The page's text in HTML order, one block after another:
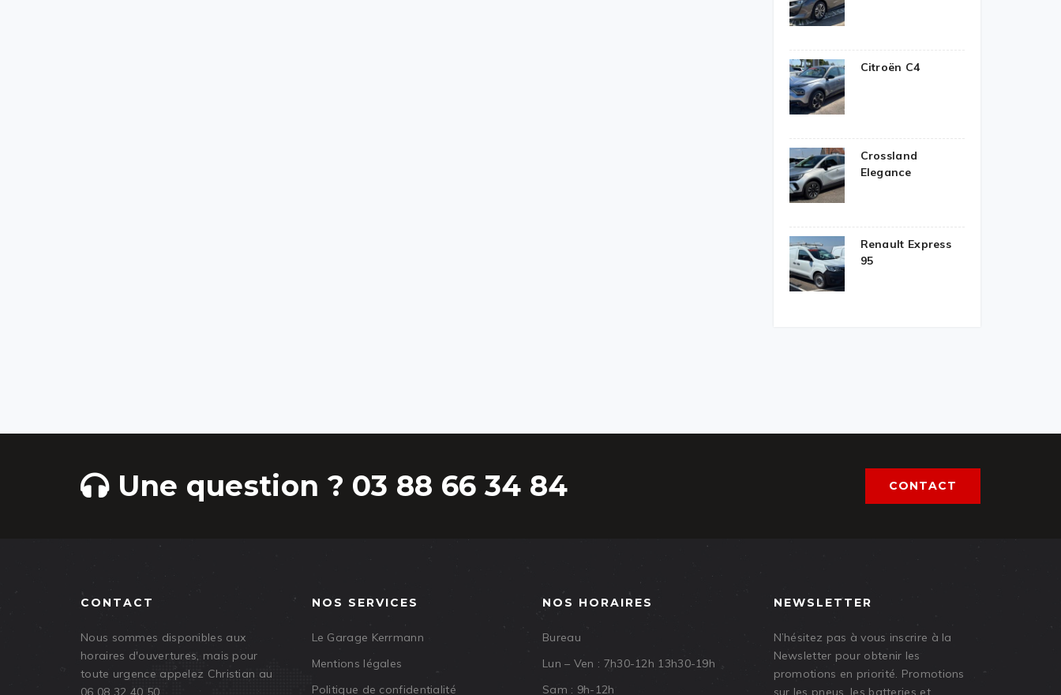
Citroën C4
Crossland
Elegance
Renault Express
95
Une question ? 03 88 66 34 84 CONTACT
CONTACT
Nous sommes disponibles aux
horaires d'ouvertures, mais pour
toute urgence appelez Christian au
06 08 32 40 50
NOS SERVICES
Le Garage Kerrmann
Mentions légales
Politique de confidentialité
NOS HORAIRES
Bureau
Lun – Ven : 7h30-12h 13h30-19h
Sam : 9h-12h
NEWSLETTER
N’hésitez pas à vous inscrire à la
Newsletter pour obtenir les
promotions en priorité. Promotions
sur les pneus, les batteries et